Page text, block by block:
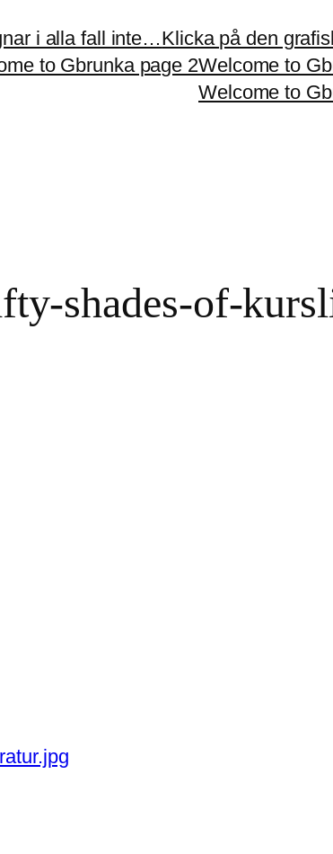
i alla fall inte…Klicka på den
to Gbrunka page 2Welcome to
Welcome to
shades-of-